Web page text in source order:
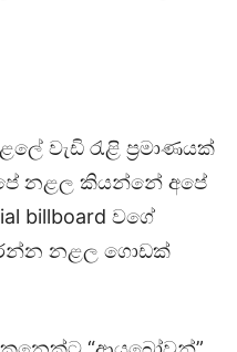
වැඩි රැළි ප්‍රමාණයක්
නළල කියන්නේ අපේ
billboard වගේ
නළල ගොඩක්